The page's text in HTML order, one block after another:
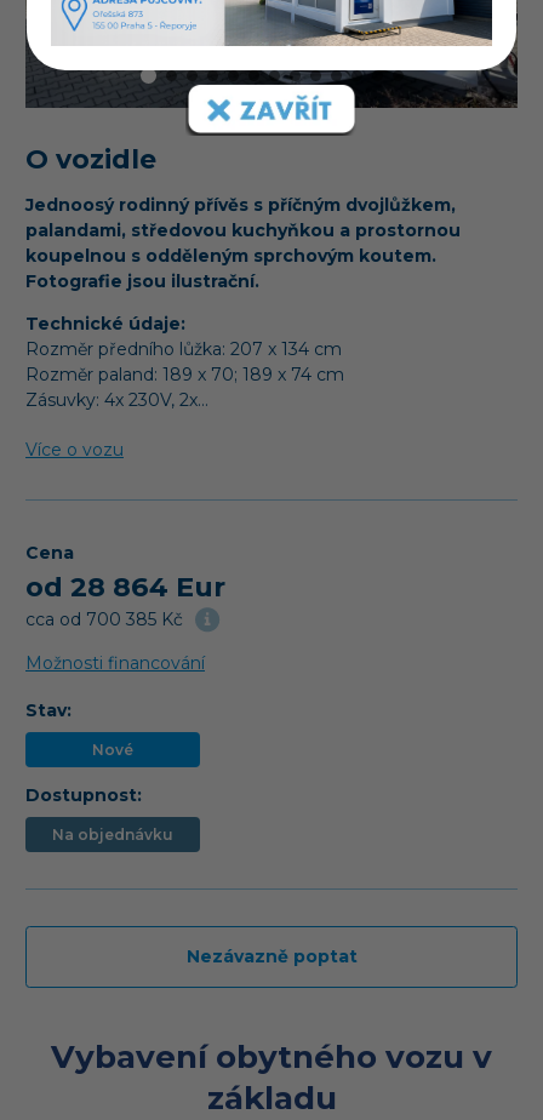
O vozidle
Jednoosý rodinný přívěs s příčným dvojlůžkem,
palandami, středovou kuchyňkou a prostornou
koupelnou s odděleným sprchovým koutem.
Fotografie jsou ilustrační.
Technické údaje:
Rozměr předního lůžka: 207 x 134 cm
Rozměr paland: 189 x 70; 189 x 74 cm
Zásuvky: 4x 230V, 2x…
Více o vozu
Cena
od 28 864 Eur
cca od 700 385 Kč
Možnosti financování
Stav:
Nové
Dostupnost:
Na objednávku
Nezávazně poptat
Vybavení obytného vozu v
základu